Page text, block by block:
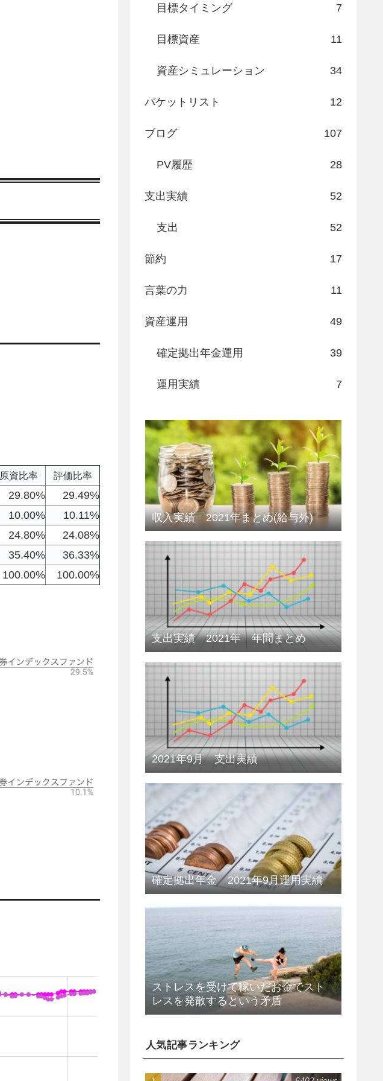
原資比率
評価比率
29.80% 29.49%
10.00% 10.11%
24.80% 24.08%
35.40% 36.33%
100.00% 100.00%
目標タイミング 7
目標資産 11
資産シミュレーション 34
バケットリスト 12
ブログ 107
PV履歴 28
支出実績 52
支出 52
節約 17
言葉の力 11
資産運用 49
確定拠出年金運用 39
運用実績 7
収入実績 2021年まとめ(給与外)
支出実績 2021年 年間まとめ
2021年9月 支出実績
確定拠出年金 2021年9月運用実績
ストレスを受けて稼いだお金でスト
レスを発散するという矛盾
人気記事ランキング